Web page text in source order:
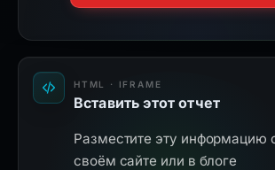
HTML · IFRAME
Вставить этот отчет
Разместите эту информацию
своём сайте или в блоге